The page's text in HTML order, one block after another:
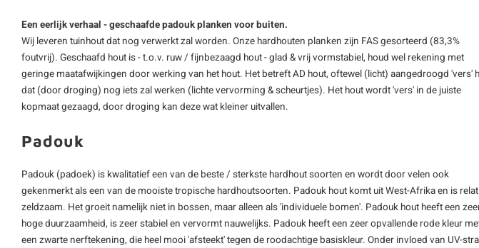
Een eerlijk verhaal - geschaafde padouk planken voor buiten.
Wij leveren tuinhout dat nog verwerkt zal worden. Onze hardhouten planken zijn FAS gesorteerd (83,3%
foutvrij). Geschaafd hout is - t.o.v. ruw / fijnbezaagd hout - glad & vrij vormstabiel, houd wel rekening met
geringe maatafwijkingen door werking van het hout. Het betreft AD hout, oftewel (licht) aangedroogd 'vers'
dat (door droging) nog iets zal werken (lichte vervorming & scheurtjes). Het hout wordt 'vers' in de juiste
kopmaat gezaagd, door droging kan deze wat kleiner uitvallen.
Padouk
Padouk (padoek) is kwalitatief een van de beste / sterkste hardhout soorten en wordt door velen ook
gekenmerkt als een van de mooiste tropische hardhoutsoorten. Padouk hout komt uit West-Afrika en is
zeldzaam. Het groeit namelijk niet in bossen, maar alleen als 'individuele bomen'. Padouk hout heeft een
hoge duurzaamheid, is zeer stabiel en vervormt nauwelijks. Padouk heeft een zeer opvallende rode kleur
een zwarte nerftekening, die heel mooi 'afsteekt' tegen de roodachtige basiskleur. Onder invloed van UV-